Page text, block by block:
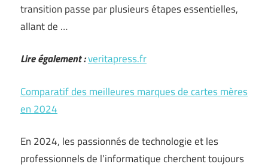
transition passe par plusieurs étapes essentielles,
allant de …
Lire également :veritapress.fr
Comparatif des meilleures marques de cartes mères
en 2024
En 2024, les passionnés de technologie et les
professionnels de l’informatique cherchent toujours